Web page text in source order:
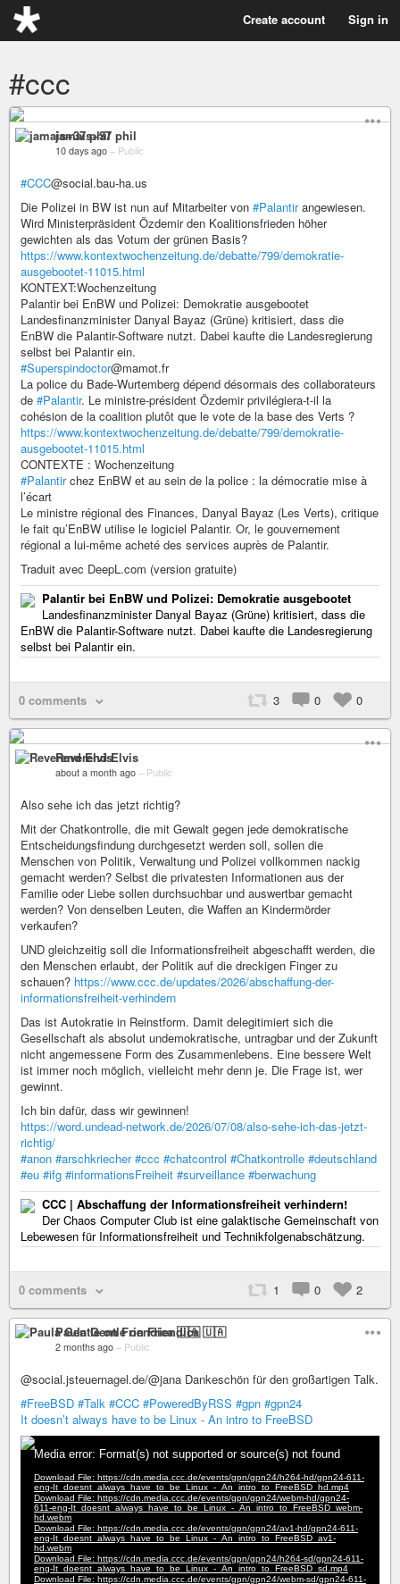
Create account Sign in
#ccc
jamais+37 phil
10 days ago – Public
#CCC@social.bau-ha.us
Die Polizei in BW ist nun auf Mitarbeiter von #Palantirangewiesen.
Wird Ministerpräsident Özdemir den Koalitionsfrieden höher
gewichten als das Votum der grünen Basis?
https://www.kontextwochenzeitung.de/debatte/799/demokratie-
ausgebootet-11015.html
KONTEXT:Wochenzeitung
Palantir bei EnBW und Polizei: Demokratie ausgebootet
Landesfinanzminister Danyal Bayaz (Grüne) kritisiert, dass die
EnBW die Palantir-Software nutzt. Dabei kaufte die Landesregierung
selbst bei Palantir ein.
#Superspindoctor@mamot.fr
La police du Bade-Wurtemberg dépend désormais des collaborateurs
de #Palantir. Le ministre-président Özdemir privilégiera-t-il la
cohésion de la coalition plutôt que le vote de la base des Verts ?
https://www.kontextwochenzeitung.de/debatte/799/demokratie-
ausgebootet-11015.html
CONTEXTE : Wochenzeitung
#Palantirchez EnBW et au sein de la police : la démocratie mise à
l’écart
Le ministre régional des Finances, Danyal Bayaz (Les Verts), critique
le fait qu’EnBW utilise le logiciel Palantir. Or, le gouvernement
régional a lui-même acheté des services auprès de Palantir.
Traduit avec DeepL.com (version gratuite)
Palantir bei EnBW und Polizei: Demokratie ausgebootet
Landesfinanzminister Danyal Bayaz (Grüne) kritisiert, dass die
EnBW die Palantir-Software nutzt. Dabei kaufte die Landesregierung
selbst bei Palantir ein.
0 comments 3 0 0
Reverend Elvis
about a month ago – Public
Also sehe ich das jetzt richtig?
Mit der Chatkontrolle, die mit Gewalt gegen jede demokratische
Entscheidungsfindung durchgesetzt werden soll, sollen die
Menschen von Politik, Verwaltung und Polizei vollkommen nackig
gemacht werden? Selbst die privatesten Informationen aus der
Familie oder Liebe sollen durchsuchbar und auswertbar gemacht
werden? Von denselben Leuten, die Waffen an Kindermörder
verkaufen?
UND gleichzeitig soll die Informationsfreiheit abgeschafft werden, die
den Menschen erlaubt, der Politik auf die dreckigen Finger zu
schauen? https://www.ccc.de/updates/2026/abschaffung-der-
informationsfreiheit-verhindern
Das ist Autokratie in Reinstform. Damit delegitimiert sich die
Gesellschaft als absolut undemokratische, untragbar und der Zukunft
nicht angemessene Form des Zusammenlebens. Eine bessere Welt
ist immer noch möglich, vielleicht mehr denn je. Die Frage ist, wer
gewinnt.
Ich bin dafür, dass wir gewinnen!
https://word.undead-network.de/2026/07/08/also-sehe-ich-das-jetzt-
richtig/
#anon #arschkriecher #ccc #chatcontrol #Chatkontrolle #deutschland
#eu #ifg #informationsFreiheit #surveillance #berwachung
CCC | Abschaffung der Informationsfreiheit verhindern!
Der Chaos Computer Club ist eine galaktische Gemeinschaft von
Lebewesen für Informationsfreiheit und Technikfolgenabschätzung.
0 comments 1 0 2
Paula Gentle on Friendica 🇺🇦
2 months ago – Public
@social.jsteuernagel.de/@jana Dankeschön für den großartigen Talk.
#FreeBSD #Talk #CCC #PoweredByRSS #gpn #gpn24
It doesn’t always have to be Linux - An intro to FreeBSD